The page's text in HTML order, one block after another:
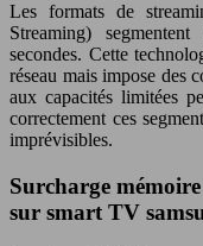
Les formats de
Streaming)
secondes. Cette
réseau mais impose des
aux capacités limitées
correctement ces
imprévisibles.
Surcharge
sur smart TV